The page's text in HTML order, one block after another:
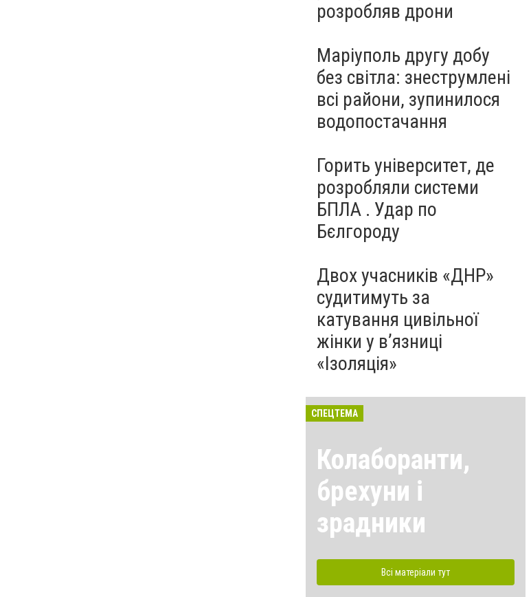
розробляв дрони
Маріуполь другу добу
без світла: знеструмлені
всі райони, зупинилося
водопостачання
Горить університет, де
розробляли системи
БПЛА . Удар по
Бєлгороду
Двох учасників «ДНР»
судитимуть за
катування цивільної
жінки у в’язниці
«Ізоляція»
СПЕЦТЕМА
Колаборанти,
брехуни і
зрадники
Всі матеріали тут